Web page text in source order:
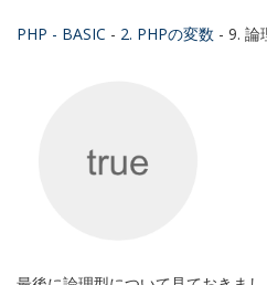
PHP - BASIC - 2. PHPの変数 - 9. 論